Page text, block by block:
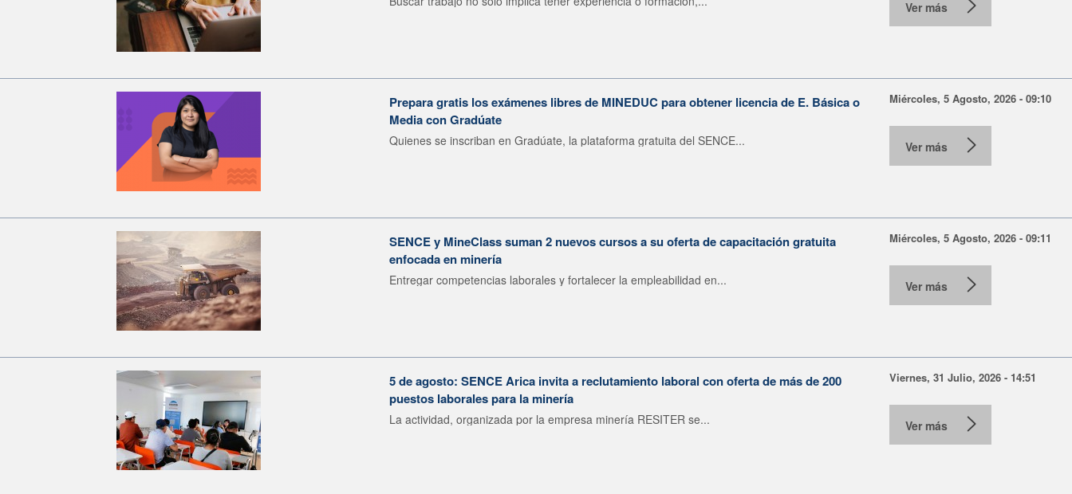
Ver más
Prepara gratis los exámenes libres de MINEDUC para obtener licencia de E. Básica o
Media con Gradúate
Quienes se inscriban en Gradúate, la plataforma gratuita del SENCE...
Miércoles, 5 Agosto, 2026 - 09:10
Ver más
SENCE y MineClass suman 2 nuevos cursos a su oferta de capacitación gratuita
enfocada en minería
Entregar competencias laborales y fortalecer la empleabilidad en...
Miércoles, 5 Agosto, 2026 - 09:11
Ver más
5 de agosto: SENCE Arica invita a reclutamiento laboral con oferta de más de 200
puestos laborales para la minería
La actividad, organizada por la empresa minería RESITER se...
Viernes, 31 Julio, 2026 - 14:51
Ver más